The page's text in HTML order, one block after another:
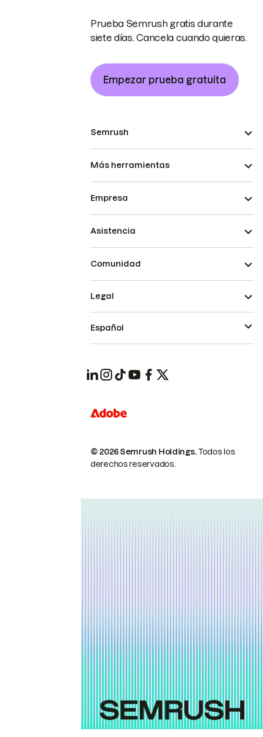
Prueba Semrush gratis durante
siete días. Cancela cuando quieras.
Empezar prueba gratuita
Semrush
Más herramientas
Empresa
Asistencia
Comunidad
© 2026 Semrush Holdings.Todos los
derechos reservados.
Legal
Español